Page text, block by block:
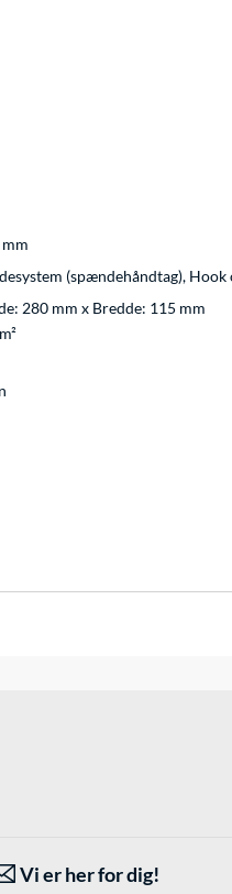
(spændehåndtag), Hook
280 mm x Bredde: 115 mm
Vi er her for dig!